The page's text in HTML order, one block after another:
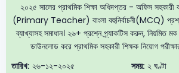
২০২৫ সালের প্রাথমিক শিক্ষা অধিদপ্তর - অফিস সহকারী
(Primary Teacher) বাংলা বহুনির্বাচনী(MCQ)
ব্যাখ্যাসহ সমাধান। ২৬+ প্রশ্নে প্র্যাকটিস করুন, নিয়মিত
ডাউনলোড করে প্রাথমিক সহকারী শিক্ষক নিয়োগ
তারিখ: ২৬-১২-২০২৫ সময়: ২ ঘণ্টা